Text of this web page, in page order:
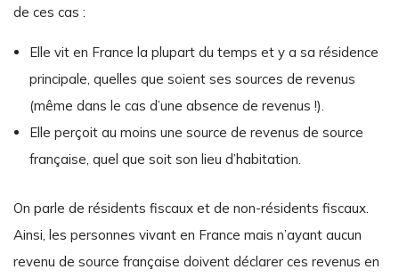
de ces cas :
Elle vit en France la plupart du temps et y a sa résidence
principale, quelles que soient ses sources de revenus
(même dans le cas d’une absence de revenus !).
Elle perçoit au moins une source de revenus de source
française, quel que soit son lieu d’habitation.
On parle de résidents fiscaux et de non-résidents fiscaux.
Ainsi, les personnes vivant en France mais n’ayant aucun
revenu de source française doivent déclarer ces revenus en